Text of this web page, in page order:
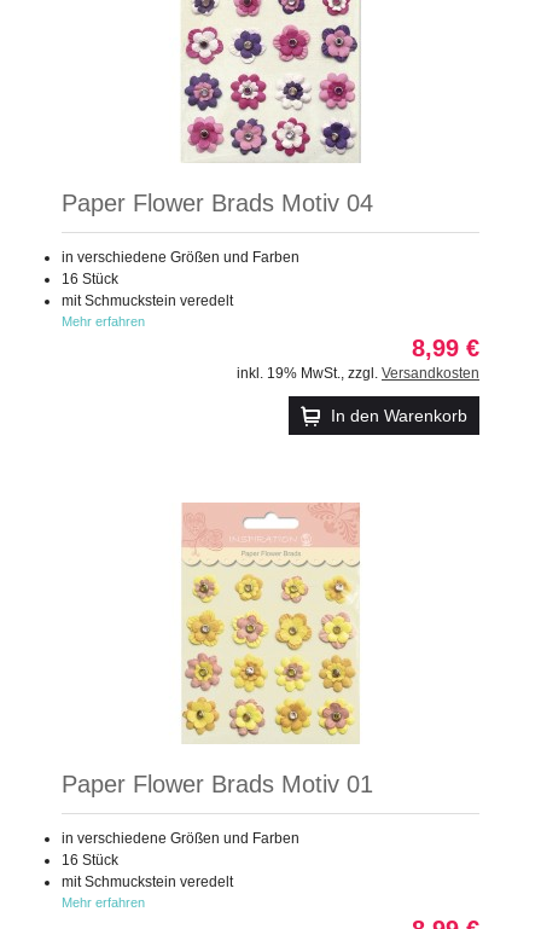
Paper Flower Brads Motiv 04
in verschiedene Größen und Farben
16 Stück
mit Schmuckstein veredelt
Mehr erfahren
8,99 €
inkl. 19% MwSt. zzgl. Versandkosten
In den Warenkorb
Paper Flower Brads Motiv 01
in verschiedene Größen und Farben
16 Stück
mit Schmuckstein veredelt
Mehr erfahren